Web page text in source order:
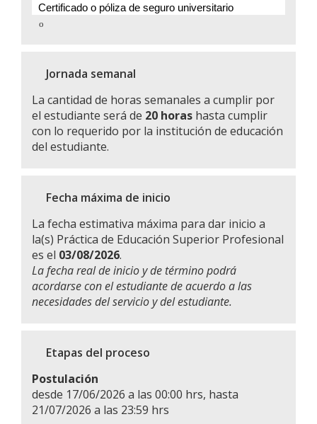
Certificado o póliza de seguro universitario
o
Jornada semanal
La cantidad de horas semanales a cumplir por
el estudiante será de 20 horas hasta cumplir
con lo requerido por la institución de educación
del estudiante.
Fecha máxima de inicio
La fecha estimativa máxima para dar inicio a
la(s) Práctica de Educación Superior Profesional
es el 03/08/2026.
La fecha real de inicio y de término podrá
acordarse con el estudiante de acuerdo a las
necesidades del servicio y del estudiante.
Etapas del proceso
Postulación
desde 17/06/2026 a las 00:00 hrs, hasta
21/07/2026 a las 23:59 hrs